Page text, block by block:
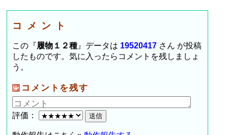
コメント
この『履物１２種 』データは 19520417 さん が投稿
したものです。気に入ったらコメントを残しましょ
う。
コメントを残す
評価：